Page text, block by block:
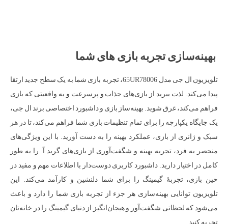
بهینه‌سازی تجربه بازی‌ های شما
تلویزیون ال جی مدل 65UR78006، تجربه بازی‌ شما به یک سطح جدید ارتقا
پیدا می‌کند. لذت ببرید از بازی‌های جذاب و پرسرعت و به واقعیتی که بازی
فراهم می‌کند، غرق شوید. بهینه‌ساز بازی و داشبورد اختصاصی برند ال جی،
یک جایگاه یکپارچه را برای تمام تنظیمات بازی‌ شما فراهم می‌کند، تا در هر
سبک و ژانری از بازی، عملکرد بهینه را به دست آورید. با این ویژگی‌های
منحصر به فرد، تجربه بهینه و شگفت‌آوری از بازی‌های گرید آ را به طور
کامل در اختیار دارید. داشبورد کاربری دوست‌دار با اطلاعات مهم و مفید در
حین بازی، تجربهٔ گیمینگ را برای شما دلنشین و کارآمد می‌کند. این
تلویزیون توانایی بهینه‌سازی هر جزء از تجربه بازی شما را دارد و باعث
می‌شود که لحظاتی شگفت‌آور و هیجان‌انگیز از دنیای گیمینگ را در خانه‌تان
تجربه کنید.